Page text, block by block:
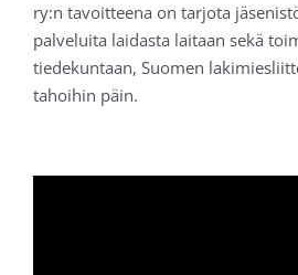
ry:n tavoitteena on tarjota
palveluita laidasta laitaan sekä
tiedekuntaan, Suomen
tahoihin päin.